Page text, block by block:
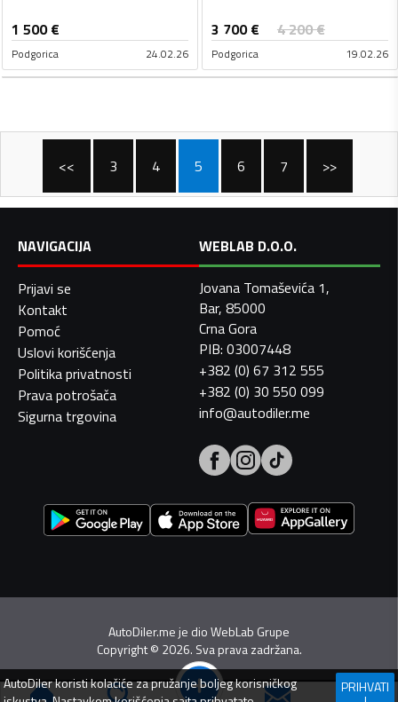
1 500€
Podgorica 24.02.26
3 700€ 4 200€
Podgorica 19.02.26
<< 3 4 5 6 7 >>
NAVIGACIJA
Prijavi se
Kontakt
Pomoć
Uslovi korišćenja
Politika privatnosti
Prava potrošača
Sigurna trgovina
WEBLAB D.O.O.
Jovana Tomaševića 1,
Bar, 85000
Crna Gora
PIB: 03007448
+382 (0) 67 312 555
+382 (0) 30 550 099
info@autodiler.me
AutoDiler.me je dioWebLab Grupe
Copyright© 2026. Sva prava zadržana.
AutoDilerkoristi kolačiće za pružanje boljeg korisničkog
PRIHVATI